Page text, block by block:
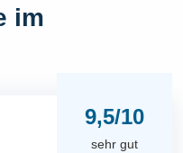
im
9,5/10
sehr gut